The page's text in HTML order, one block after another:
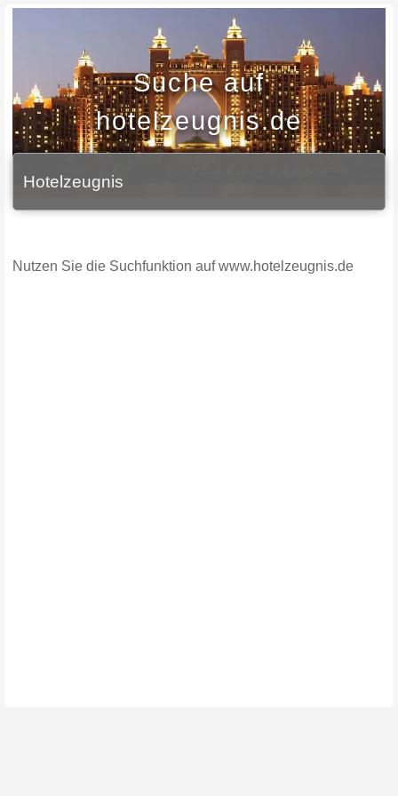
Suche auf
hotelzeugnis.de
Hotelzeugnis
Nutzen Sie die Suchfunktion auf www.hotelzeugnis.de